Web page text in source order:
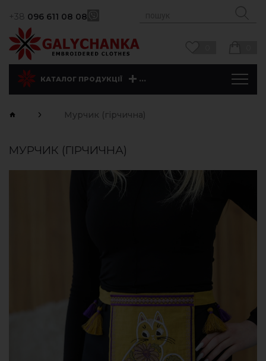
+38 096 611 08 08
КАТАЛОГ ПРОДУКЦІЇ ...
Мурчик (гірчична)
МУРЧИК (ГІРЧИЧНА)